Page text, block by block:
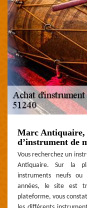
Marc Antiquaire,
d’instrument de
Vous recherchez un
Antiquaire. Sur la
instruments neufs ou
années, le site est
plateforme, vous